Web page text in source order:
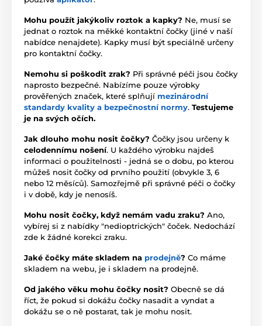
Mohu použít jakýkoliv roztok a kapky? Ne, musí se
jednat o roztok na měkké kontaktní čočky (jiné v naší
nabídce nenajdete). Kapky musí být speciálně určeny
pro kontaktní čočky.
Nemohu si poškodit zrak? Při správné péči jsou čočky
naprosto bezpečné. Nabízíme pouze výrobky
prověřených značek, které splňují mezinárodní
standardy kvality a bezpečnostní normy. Testujeme
je na svých očích.
Jak dlouho mohu nosit čočky? Čočky jsou určeny k
celodennímu nošení. U každého výrobku najdeš
informaci o použitelnosti - jedná se o dobu, po kterou
můžeš nosit čočky od prvního použití (obvykle 3, 6
nebo 12 měsíců). Samozřejmě při správné péči o čočky
i v době, kdy je nenosíš.
Mohu nosit čočky, když nemám vadu zraku? Ano,
vybírej si z nabídky "nedioptrických" čoček. Nedochází
zde k žádné korekci zraku.
Jaké čočky máte skladem na prodejně? Co máme
skladem na webu, je i skladem na prodejně.
Od jakého věku mohu čočky nosit? Obecně se dá
říct, že pokud si dokážu čočky nasadit a vyndat a
dokážu se o ně postarat, tak je mohu nosit.